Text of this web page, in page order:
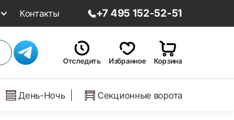
Контакты +7 495 152-52-51
Отследить Избранное Корзина
День-Ночь Секционные ворота